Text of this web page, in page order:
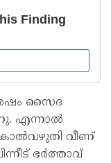
സൈദ
എന്നാല്‍
വീണ്
ഭർത്താവ്